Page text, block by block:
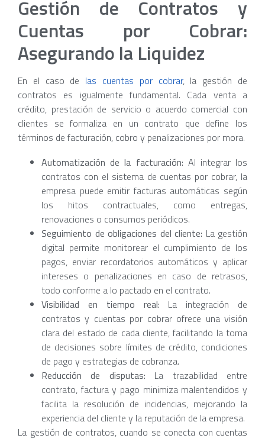
Gestión de Contratos y
Cuentas por Cobrar:
Asegurando la Liquidez
En el caso de las cuentas por cobrar, la gestión de
contratos es igualmente fundamental. Cada venta a
crédito, prestación de servicio o acuerdo comercial con
clientes se formaliza en un contrato que define los
términos de facturación, cobro y penalizaciones por mora.
Automatización de la facturación: Al integrar los
contratos con el sistema de cuentas por cobrar, la
empresa puede emitir facturas automáticas según
los hitos contractuales, como entregas,
renovaciones o consumos periódicos.
Seguimiento de obligaciones del cliente: La gestión
digital permite monitorear el cumplimiento de los
pagos, enviar recordatorios automáticos y aplicar
intereses o penalizaciones en caso de retrasos,
todo conforme a lo pactado en el contrato.
Visibilidad en tiempo real: La integración de
contratos y cuentas por cobrar ofrece una visión
clara del estado de cada cliente, facilitando la toma
de decisiones sobre límites de crédito, condiciones
de pago y estrategias de cobranza.
Reducción de disputas: La trazabilidad entre
contrato, factura y pago minimiza malentendidos y
facilita la resolución de incidencias, mejorando la
experiencia del cliente y la reputación de la empresa.
La gestión de contratos, cuando se conecta con cuentas